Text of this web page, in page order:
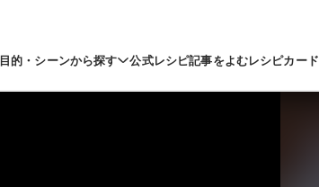
目的・シーンから探す 公式レシピ記事をよむレシピカード